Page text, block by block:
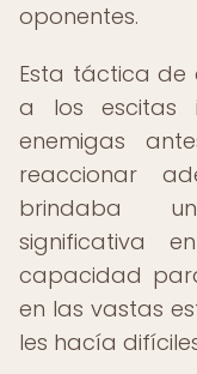
oponentes.
Esta táctica de
a los escitas
enemigas
reaccionar
brindaba
significativa
capacidad
en las vastas
les hacía